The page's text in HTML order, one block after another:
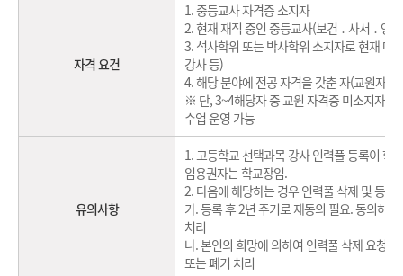
자격 요건
1. 중등교사 자격증 소지자
2. 현재 재직 중인 중등교사(보건 ․ 사서 ․ 영
3. 석사학위 또는 박사학위 소지자로 현재 대
강사 등)
4. 해당 분야에 전공 자격을 갖춘 자(교원자격
※ 단, 3~4해당자 중 교원 자격증 미소지자는
수업 운영 가능
유의사항
1. 고등학교 선택과목 강사 인력풀 등록이 학
임용권자는 학교장임.
2. 다음에 해당하는 경우 인력풀 삭제 및 등록
가. 등록 후 2년 주기로 재동의 필요. 동의하
처리
나. 본인의 희망에 의하여 인력풀 삭제 요청
또는 폐기 처리